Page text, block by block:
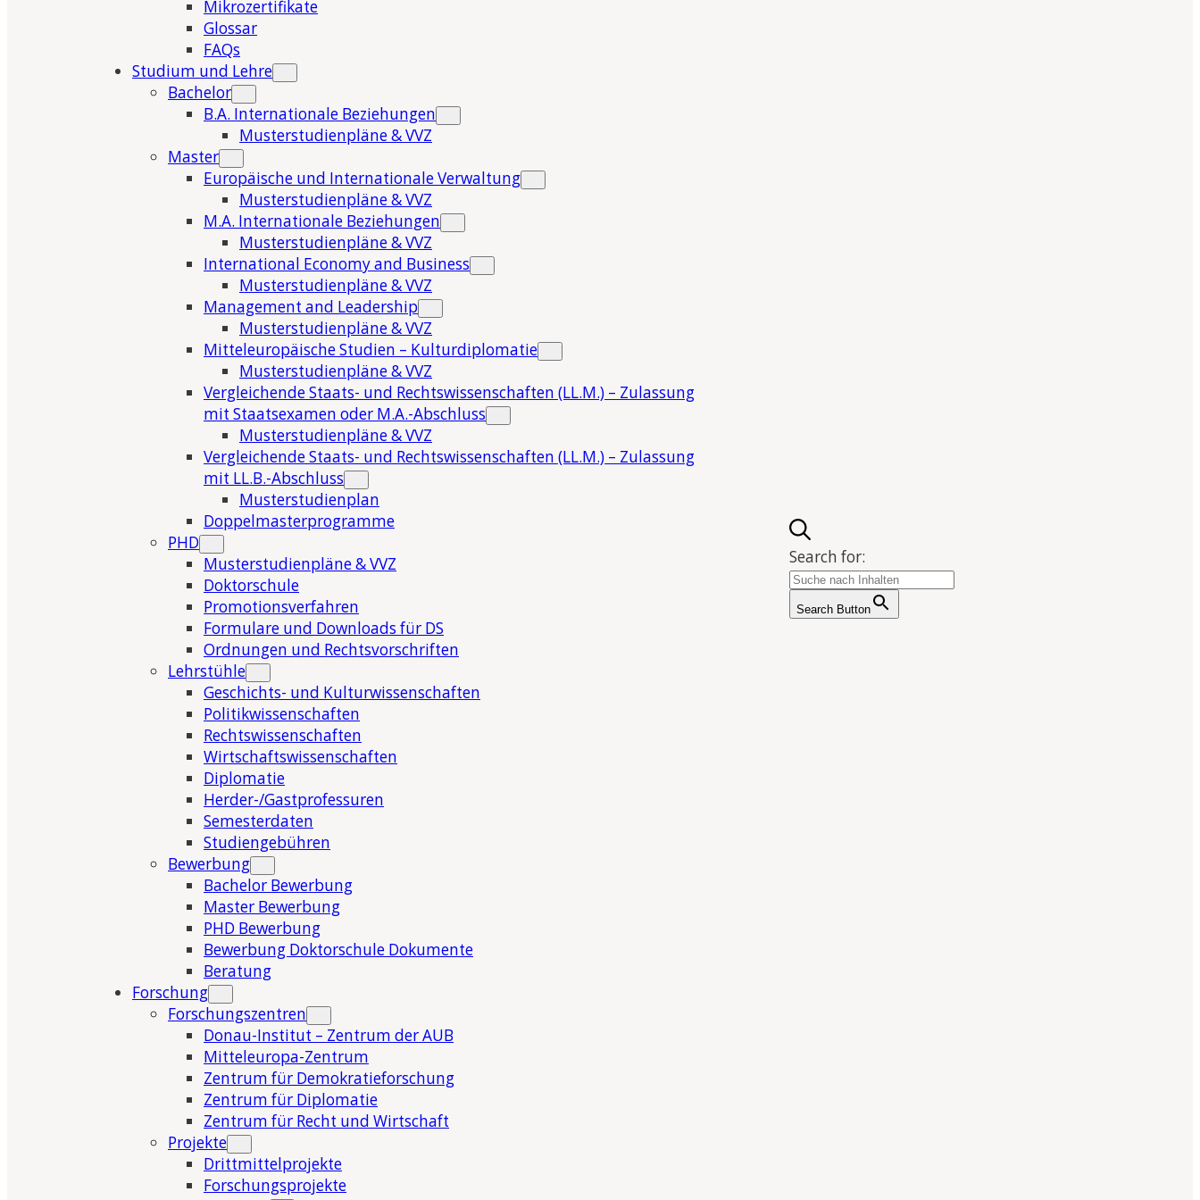
Mikrozertifikate
Glossar
FAQs
Studium und Lehre
Bachelor
B.A. Internationale Beziehungen
Musterstudienpläne & VVZ
Master
Europäische und Internationale Verwaltung
Musterstudienpläne & VVZ
M.A. Internationale Beziehungen
Musterstudienpläne & VVZ
International Economy and Business
Musterstudienpläne & VVZ
Management and Leadership
Musterstudienpläne & VVZ
Mitteleuropäische Studien – Kulturdiplomatie
Musterstudienpläne & VVZ
Vergleichende Staats- und Rechtswissenschaften (LL.M.) – Zulassung
mit Staatsexamen oder M.A.-Abschluss
Musterstudienpläne & VVZ
Vergleichende Staats- und Rechtswissenschaften (LL.M.) – Zulassung
mit LL.B.-Abschluss
Musterstudienplan
Doppelmasterprogramme
PHD
Musterstudienpläne & VVZ
Doktorschule
Promotionsverfahren
Formulare und Downloads für DS
Ordnungen und Rechtsvorschriften
Lehrstühle
Geschichts- und Kulturwissenschaften
Politikwissenschaften
Rechtswissenschaften
Wirtschaftswissenschaften
Diplomatie
Herder-/Gastprofessuren
Semesterdaten
Studiengebühren
Bewerbung
Bachelor Bewerbung
Master Bewerbung
PHD Bewerbung
Bewerbung Doktorschule Dokumente
Beratung
Forschung
Forschungszentren
Donau-Institut – Zentrum der AUB
Mitteleuropa-Zentrum
Zentrum für Demokratieforschung
Zentrum für Diplomatie
Zentrum für Recht und Wirtschaft
Projekte
Drittmittelprojekte
Forschungsprojekte
Search for:
Search Button